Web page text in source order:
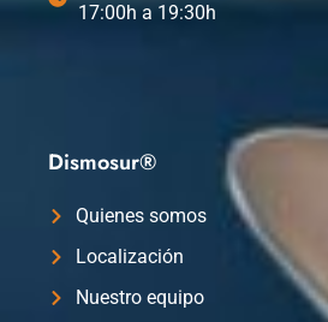
17:00h a 19:30h
Dismosur®
Quienes somos
Localización
Nuestro equipo